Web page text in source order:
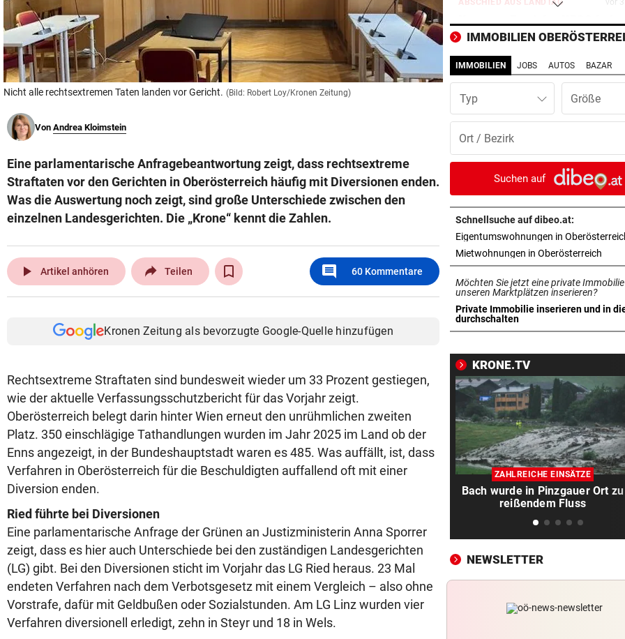
Nicht alle rechtsextremen Taten landen vor Gericht. (Bild: Robert Loy/Kronen Zeitung)
Von Andrea Kloimstein
Eine parlamentarische Anfragebeantwortung zeigt, dass rechtsextreme
Straftaten vor den Gerichten in Oberösterreich häufig mit Diversionen enden.
Was die Auswertung noch zeigt, sind große Unterschiede zwischen den
einzelnen Landesgerichten. Die „Krone“ kennt die Zahlen.
play_arrow Artikel anhören Teilen comment 60 Kommentare
Kronen Zeitung als bevorzugte Google-Quelle hinzufügen
Rechtsextreme Straftaten sind bundesweit wieder um 33 Prozent gestiegen,
wie der aktuelle Verfassungsschutzbericht für das Vorjahr zeigt.
Oberösterreich belegt darin hinter Wien erneut den unrühmlichen zweiten
Platz. 350 einschlägige Tathandlungen wurden im Jahr 2025 im Land ob der
Enns angezeigt, in der Bundeshauptstadt waren es 485. Was auffällt, ist, dass
Verfahren in Oberösterreich für die Beschuldigten auffallend oft mit einer
Diversion enden.
Ried führte bei Diversionen
Eine parlamentarische Anfrage der Grünen an Justizministerin Anna Sporrer
zeigt, dass es hier auch Unterschiede bei den zuständigen Landesgerichten
(LG) gibt. Bei den Diversionen sticht im Vorjahr das LG Ried heraus. 23 Mal
endeten Verfahren nach dem Verbotsgesetz mit einem Vergleich – also ohne
Vorstrafe, dafür mit Geldbußen oder Sozialstunden. Am LG Linz wurden vier
Verfahren diversionell erledigt, zehn in Steyr und 18 in Wels.
ABSCHIED AUS LANDTAG vor
Nummer Zwei der NEOS
Politik den Rücken
DRAMA WEGEN DÜRRE vor 4
„Wir haben rund 35
tote Fische entsorgt“
vor
OÖ zulegen“
FÜR SCHNÄPPCHENJÄGER vor
Bald erste Versteigerung von
Raser-Bike in OÖ
BUNDESLIGA IM TICKER
Ried gegen Rapid ab 17 Uhr
BUNDESLIGA IM TICKER vor
Austria Wien gegen LASK ab
BUB VERLETZT
Autofahrerin streift einen
elfjährigen Radfahrer
AUFREGUNG IN OÖ-LIGA vor 17
War dieser Unterhaus-
wirklich notwendig?
FEUERWEHR GEFORDERT
In nur acht Stunden fuhren
RADFAHRERIN FAND WRACK
Tödlicher Unfall wurde erst
IMMOBILIEN
IMMOBILIEN JOBS AUTOS BAZAR
Typ
Suchen auf
Schnellsuche auf dibeo.at:
Eigentumswohnungen in
Mietwohnungen in Oberösterreich
Möchten Sie jetzt eine private
unseren Marktplätzen inserieren?
Private Immobilie inserieren und in
durchschalten
in neuem Tab öffnen
KRONE.TV
ZAHLREICHE EINSÄTZE
Bach wurde in Pinzgauer Ort zu
reißendem Fluss
NEWSLETTER